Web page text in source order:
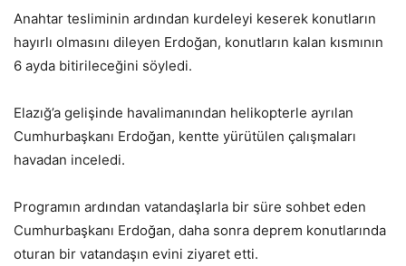
Anahtar tesliminin ardından kurdeleyi keserek konutların
hayırlı olmasını dileyen Erdoğan, konutların kalan kısmının
6 ayda bitirileceğini söyledi.
Elazığ’a gelişinde havalimanından helikopterle ayrılan
Cumhurbaşkanı Erdoğan, kentte yürütülen çalışmaları
havadan inceledi.
Programın ardından vatandaşlarla bir süre sohbet eden
Cumhurbaşkanı Erdoğan, daha sonra deprem konutlarında
oturan bir vatandaşın evini ziyaret etti.